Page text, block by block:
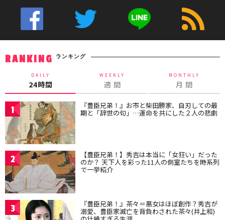
RANKING ランキング
DAILY
24時間
WEEKLY
週 間
MONTHLY
月 間
1 『豊臣兄弟！』お市と柴田勝家、自刃しての最
期と「辞世の句」…運命を共にした２人の悲劇
2 【豊臣兄弟！】秀吉は本当に「女狂い」だった
のか？ 天下人を彩った11人の側室たちを時系列
で一挙紹介
3 『豊臣兄弟！』茶々＝悪女はほぼ創作？秀吉が
溺愛、豊臣家滅亡を背負わされた茶々(井上和)